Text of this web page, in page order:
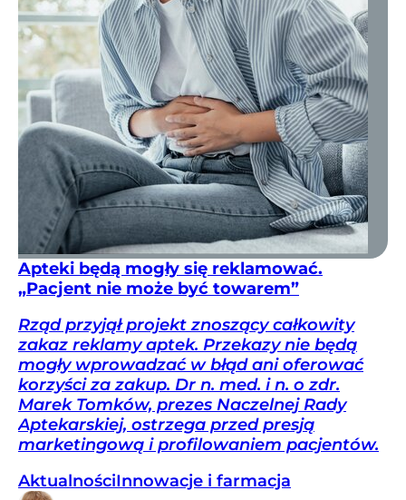
Apteki będą mogły się reklamować.
„Pacjent nie może być towarem”
Rząd przyjął projekt znoszący całkowity
zakaz reklamy aptek. Przekazy nie będą
mogły wprowadzać w błąd ani oferować
korzyści za zakup. Dr n. med. i n. o zdr.
Marek Tomków, prezes Naczelnej Rady
Aptekarskiej, ostrzega przed presją
marketingową i profilowaniem pacjentów.
AktualnościInnowacje i farmacja